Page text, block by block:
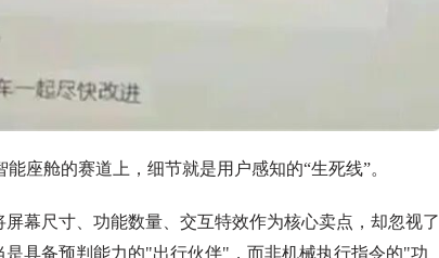
座舱的赛道上，细节就是用户感知的“生死线”。
幕尺寸、功能数量、交互特效作为核心卖点，却忽视了
具备预判能力的"出行伙伴"，而非机械执行指令的"功